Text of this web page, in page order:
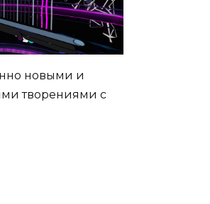
новыми и
творениями с